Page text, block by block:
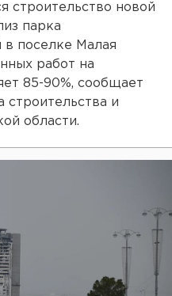
строительство новой
парка
в поселке Малая
работ на
85-90%, сообщает
строительства и
области.